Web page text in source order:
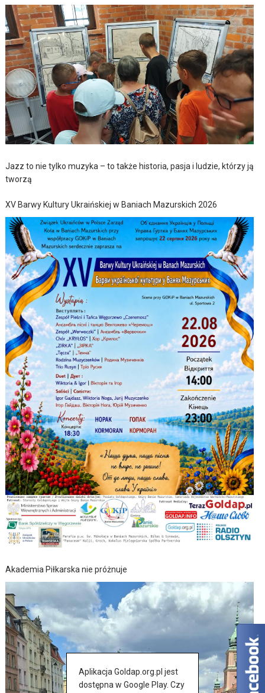
Jazz to nie tylko muzyka – to także historia, pasja i ludzie, którzy ją
tworzą
XV Barwy Kultury Ukraińskiej w Baniach Mazurskich 2026
Akademia Piłkarska nie próżnuje
Aplikacja Goldap.org.pl jest
dostępna w Google Play. Czy